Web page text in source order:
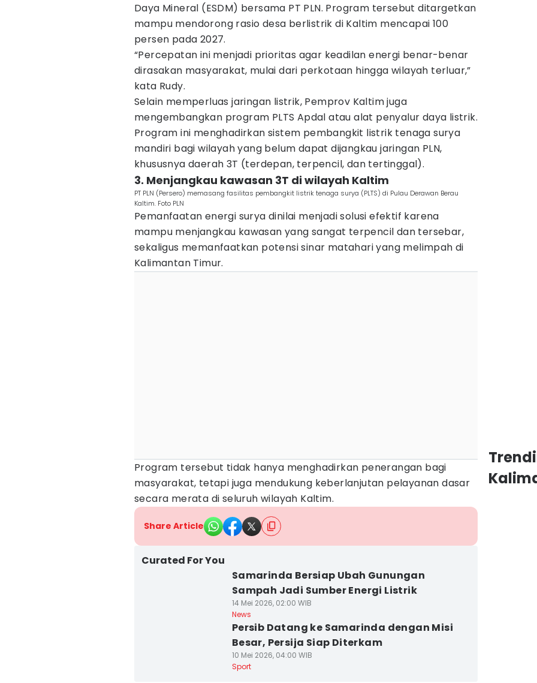
Daya Mineral (ESDM) bersama PT PLN. Program tersebut ditargetkan
mampu mendorong rasio desa berlistrik di Kaltim mencapai 100
persen pada 2027.
“Percepatan ini menjadi prioritas agar keadilan energi benar-benar
dirasakan masyarakat, mulai dari perkotaan hingga wilayah terluar,”
kata Rudy.
Selain memperluas jaringan listrik, Pemprov Kaltim juga
mengembangkan program PLTS Apdal atau alat penyalur daya listrik.
Program ini menghadirkan sistem pembangkit listrik tenaga surya
mandiri bagi wilayah yang belum dapat dijangkau jaringan PLN,
khususnya daerah 3T (terdepan, terpencil, dan tertinggal).
3. Menjangkau kawasan 3T di wilayah Kaltim
PT PLN (Persero) memasang fasilitas pembangkit listrik tenaga surya (PLTS) di Pulau Derawan Berau
Kaltim. Foto PLN
Pemanfaatan energi surya dinilai menjadi solusi efektif karena
mampu menjangkau kawasan yang sangat terpencil dan tersebar,
sekaligus memanfaatkan potensi sinar matahari yang melimpah di
Kalimantan Timur.
Program tersebut tidak hanya menghadirkan penerangan bagi
masyarakat, tetapi juga mendukung keberlanjutan pelayanan dasar
secara merata di seluruh wilayah Kaltim.
Share Article
Curated For You
Samarinda Bersiap Ubah Gunungan
Sampah Jadi Sumber Energi Listrik
14 Mei 2026, 02:00 WIB
News
Persib Datang ke Samarinda dengan Misi
Besar, Persija Siap Diterkam
10 Mei 2026, 04:00 WIB
Sport